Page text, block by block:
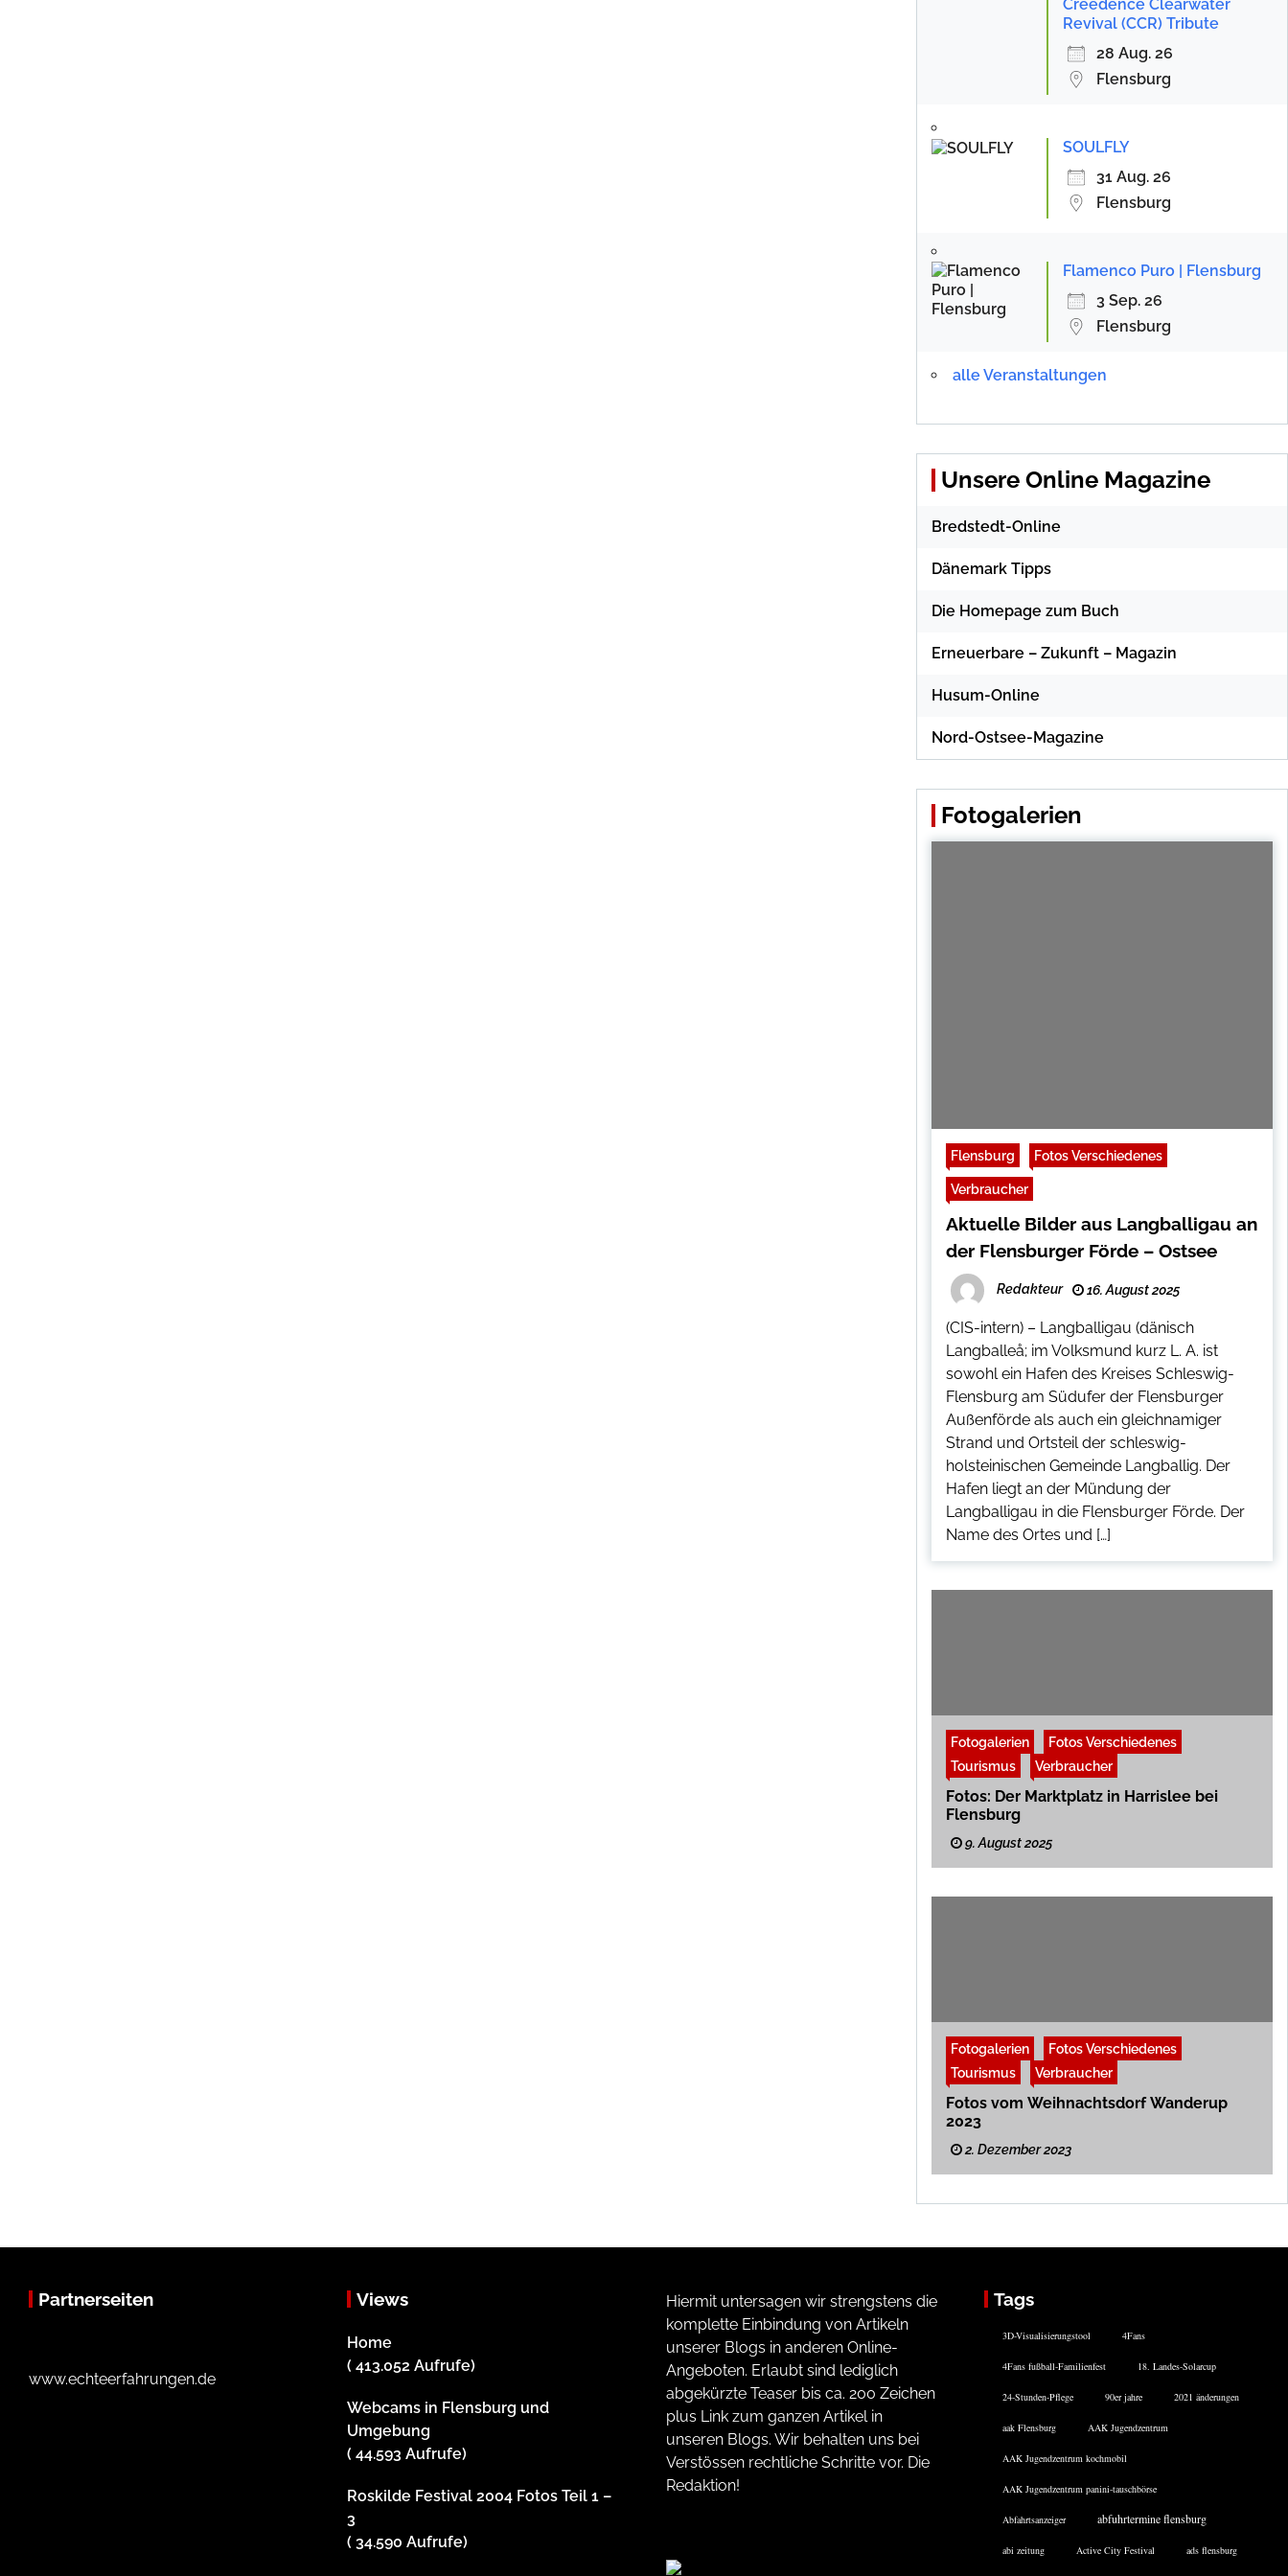
Creedence Clearwater
Revival (CCR) Tribute
28 Aug. 26
Flensburg
SOULFLY
31 Aug. 26
Flensburg
Flamenco Puro | Flensburg
3 Sep. 26
Flensburg
alle Veranstaltungen
Unsere Online Magazine
Bredstedt-Online
Dänemark Tipps
Die Homepage zum Buch
Erneuerbare – Zukunft – Magazin
Husum-Online
Nord-Ostsee-Magazine
Fotogalerien
Flensburg Fotos Verschiedenes
Verbraucher
Aktuelle Bilder aus Langballigau an
der Flensburger Förde – Ostsee
Redakteur 16. August 2025
(CIS-intern) – Langballigau (dänisch
Langballeå; im Volksmund kurz L. A. ist
sowohl ein Hafen des Kreises Schleswig-
Flensburg am Südufer der Flensburger
Außenförde als auch ein gleichnamiger
Strand und Ortsteil der schleswig-
holsteinischen Gemeinde Langballig. Der
Hafen liegt an der Mündung der
Langballigau in die Flensburger Förde. Der
Name des Ortes und […]
Fotogalerien
Fotos Verschiedenes
Tourismus
Verbraucher
Fotos: Der Marktplatz in Harrislee bei
Flensburg
9. August 2025
Fotogalerien
Fotos Verschiedenes
Tourismus
Verbraucher
Fotos vom Weihnachtsdorf Wanderup
2023
2. Dezember 2023
Partnerseiten
www.echteerfahrungen.de
Views
Home
( 413.052 Aufrufe)
Webcams in Flensburg und
Umgebung
( 44.593 Aufrufe)
Roskilde Festival 2004 Fotos Teil 1 –
3
( 34.590 Aufrufe)
Hiermit untersagen wir strengstens die
komplette Einbindung von Artikeln
unserer Blogs in anderen Online-
Angeboten. Erlaubt sind lediglich
abgekürzte Teaser bis ca. 200 Zeichen
plus Link zum ganzen Artikel in
unseren Blogs. Wir behalten uns bei
Verstössen rechtliche Schritte vor. Die
Redaktion!
Tags
3D-Visualisierungstool 4Fans
4Fans fußball-Familienfest 18. Landes-Solarcup
24-Stunden-Pflege 90er jahre 2021 änderungen
aak Flensburg AAK Jugendzentrum
AAK Jugendzentrum kochmobil
AAK Jugendzentrum panini-tauschbörse
Abfahrtsanzeiger abfuhrtermine flensburg
abi zeitung Active City Festival ads flensburg